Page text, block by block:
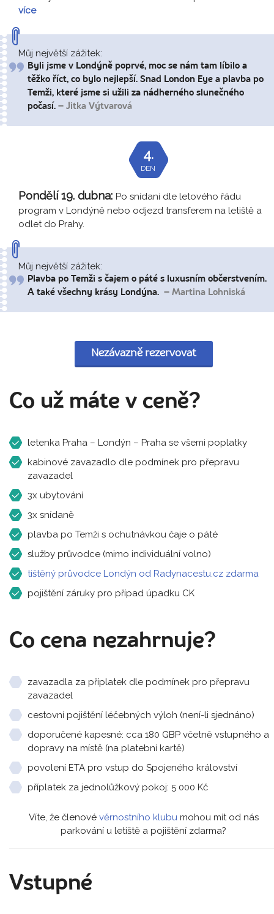
více
Můj největší zážitek:
Byli jsme v Londýně poprvé, moc se nám tam líbilo a
těžko říct, co bylo nejlepší. Snad London Eye a plavba po
Temži, které jsme si užili za nádherného slunečného
počasí. – Jitka Výtvarová
4.
DEN
Pondělí 19. dubna: Po snídani dle letového řádu
program v Londýně nebo odjezd transferem na letiště a
odlet do Prahy.
Můj největší zážitek:
Plavba po Temži s čajem o páté s luxusním občerstvením.
A také všechny krásy Londýna. – Martina Lohniská
Nezávazně rezervovat
Co už máte v ceně?
letenka Praha – Londýn – Praha se všemi poplatky
kabinové zavazadlo dle podmínek pro přepravu
zavazadel
3x ubytování
3x snídaně
plavba po Temži s ochutnávkou čaje o páté
služby průvodce (mimo individuální volno)
tištěný průvodce Londýn od Radynacestu.cz zdarma
pojištění záruky pro případ úpadku CK
Co cena nezahrnuje?
zavazadla za příplatek dle podmínek pro přepravu
zavazadel
cestovní pojištění léčebných výloh (není-li sjednáno)
doporučené kapesné: cca 180 GBP včetně vstupného a
dopravy na místě (na platební kartě)
povolení ETA pro vstup do Spojeného království
příplatek za jednolůžkový pokoj: 5 000 Kč
Víte, že členové věrnostního klubu mohou mít od nás
parkování u letiště a pojištění zdarma?
Vstupné